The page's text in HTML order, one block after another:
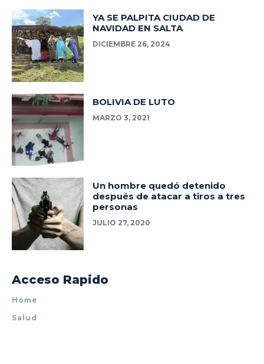
YA SE PALPITA CIUDAD DE
NAVIDAD EN SALTA
DICIEMBRE 26, 2024
BOLIVIA DE LUTO
MARZO 3, 2021
Un hombre quedó detenido
después de atacar a tiros a tres
personas
JULIO 27, 2020
Acceso Rapido
Home
Salud